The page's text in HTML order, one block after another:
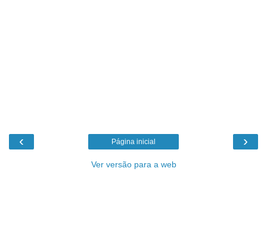
‹ ›
Página inicial
Ver versão para a web